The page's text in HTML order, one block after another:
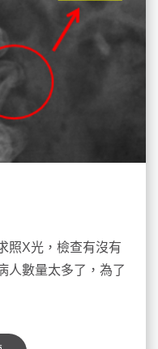
照X光，檢查有沒有
人數量太多了，為了